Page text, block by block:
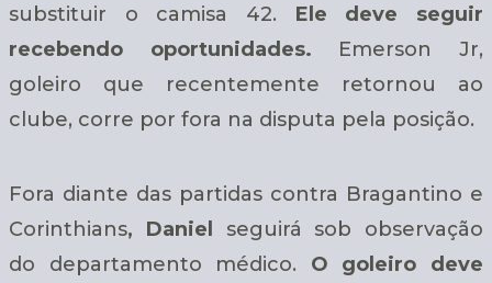
substituir o camisa 42. Ele deve seguir
recebendo oportunidades. Emerson Jr,
goleiro que recentemente retornou ao
clube, corre por fora na disputa pela posição.
Fora diante das partidas contra Bragantino e
Corinthians, Daniel seguirá sob observação
do departamento médico. O goleiro deve